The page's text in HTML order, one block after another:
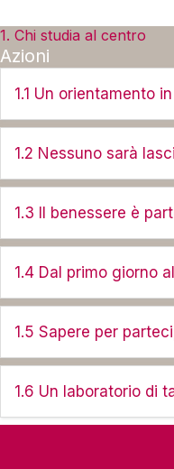
1. Chi studia al centro
Azioni
1.1 Un orientamento
1.2 Nessuno sarà
1.3 Il benessere è
1.4 Dal primo giorno
1.5 Sapere per
1.6 Un laboratorio di